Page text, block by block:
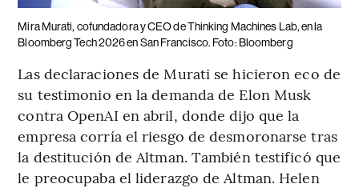
Mira Murati, cofundadora y CEO de Thinking Machines Lab, en la
Bloomberg Tech 2026 en San Francisco. Foto: Bloomberg
Las declaraciones de Murati se hicieron eco de
su testimonio en la demanda de Elon Musk
contra OpenAI en abril, donde dijo que la
empresa corría el riesgo de desmoronarse tras
la destitución de Altman. También testificó que
le preocupaba el liderazgo de Altman. Helen